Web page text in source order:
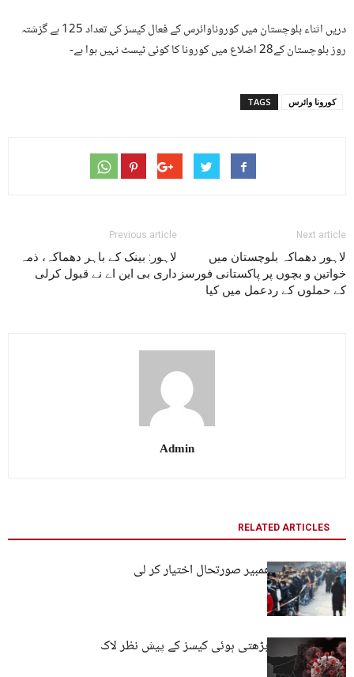
دریں اثناء بلوچستان میں کوروناوائرس کے فعال کیسز کی تعداد 125 ہے گزشتہ
روز بلوچستان کے28 اضلاع میں کورونا کا کوئی ٹیسٹ نہیں ہوا ہے-
TAGS کورونا وائرس
Previous article
لاہور: بینک کے باہر دھماکہ، ذمہ
داری بی این اے نے قبول کرلی
Next article
لاہور دھماکہ بلوچستان میں
خواتین و بچوں پر پاکستانی فورسز
کے حملوں کے ردعمل میں کیا
Admin
RELATED ARTICLES
چین: کرونا نے گھمبیر صورتحال اختیار کر لی
کیچ : کورونا کے بڑھتی ہوئی کیسز کے پیش نظر لاک
ڈاؤن کا فیصلہ